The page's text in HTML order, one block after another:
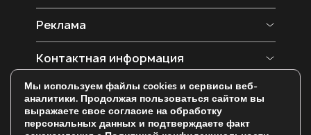
Магазины
Фудкорт
Развлечения
Новости и акции
Арендаторам
Фотоотчеты
Вакансии
Паркинг
Реклама
Реклама ТРК
Схема ТРК
Контакты
Контактная информация
Оренбург,
ул. Новая, д. 4
(3532) 44-88-00
Политика конфиденциальности
Мы используем файлы cookies и сервисы веб-
аналитики. Продолжая пользоваться сайтом вы
выражаете свое согласие на обработку
персональных данных и подтверждаете факт